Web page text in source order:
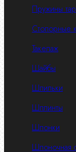
Пружины
Стопорные
Такелаж
Шайбы
Шпильки
Шплинты
Шпонки
Шпоночная